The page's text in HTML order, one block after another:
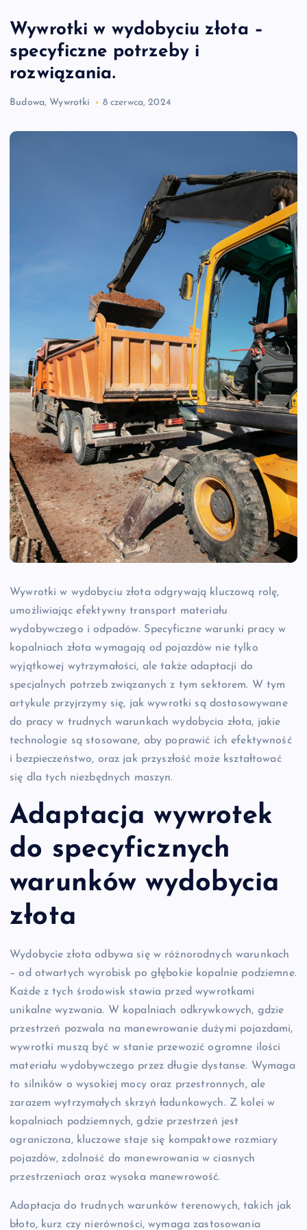
Wywrotki w wydobyciu złota –
specyficzne potrzeby i
rozwiązania.
Budowa, Wywrotki 8 czerwca, 2024
Wywrotki w wydobyciu złota odgrywają kluczową rolę,
umożliwiając efektywny transport materiału
wydobywczego i odpadów. Specyficzne warunki pracy w
kopalniach złota wymagają od pojazdów nie tylko
wyjątkowej wytrzymałości, ale także adaptacji do
specjalnych potrzeb związanych z tym sektorem. W tym
artykule przyjrzymy się, jak wywrotki są dostosowywane
do pracy w trudnych warunkach wydobycia złota, jakie
technologie są stosowane, aby poprawić ich efektywność
i bezpieczeństwo, oraz jak przyszłość może kształtować
się dla tych niezbędnych maszyn.
Adaptacja wywrotek
do specyficznych
warunków wydobycia
złota
Wydobycie złota odbywa się w różnorodnych warunkach
– od otwartych wyrobisk po głębokie kopalnie podziemne.
Każde z tych środowisk stawia przed wywrotkami
unikalne wyzwania. W kopalniach odkrywkowych, gdzie
przestrzeń pozwala na manewrowanie dużymi pojazdami,
wywrotki muszą być w stanie przewozić ogromne ilości
materiału wydobywczego przez długie dystanse. Wymaga
to silników o wysokiej mocy oraz przestronnych, ale
zarazem wytrzymałych skrzyń ładunkowych. Z kolei w
kopalniach podziemnych, gdzie przestrzeń jest
ograniczona, kluczowe staje się kompaktowe rozmiary
pojazdów, zdolność do manewrowania w ciasnych
przestrzeniach oraz wysoka manewrowość.
Adaptacja do trudnych warunków terenowych, takich jak
błoto, kurz czy nierówności, wymaga zastosowania